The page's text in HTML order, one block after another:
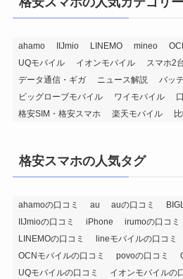
ahamo IIJmio LINEMO mineo
UQモバイル
イオンモバイル スマホ2
データ通信・ギガ
ニュース解説
バッ
ビッグローブモバイル
ワイモバイル
格安SIM・格安スマホ
楽天モバイル
格安スマホの人気タグ
ahamoの口コミ au auの口コミ
IIJmioの口コミ
iPhone irumoの口コミ
LINEMOの口コミ
lineモバイルの口コミ
OCNモバイルの口コミ
povoの口コミ
UQモバイルの口コミ
イオンモバイルの